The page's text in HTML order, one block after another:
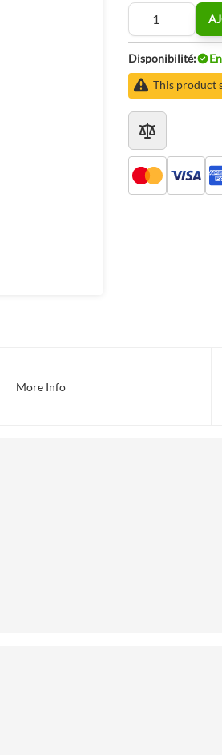
Quantité
Disponibilité:
This product
More Info